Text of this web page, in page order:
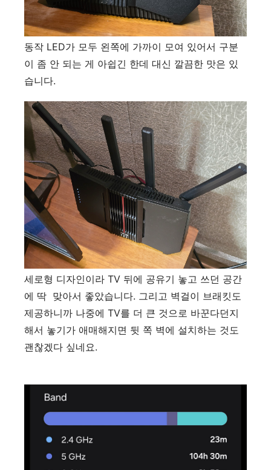
동작 LED가 모두 왼쪽에 가까이 모여 있어서 구분
이 좀 안 되는 게 아쉽긴 한데 대신 깔끔한 맛은 있
습니다.
세로형 디자인이라 TV 뒤에 공유기 놓고 쓰던 공간
에 딱 맞아서 좋았습니다. 그리고 벽걸이 브래킷도
제공하니까 나중에 TV를 더 큰 것으로 바꾼다던지
해서 놓기가 애매해지면 뒷 쪽 벽에 설치하는 것도
괜찮겠다 싶네요.